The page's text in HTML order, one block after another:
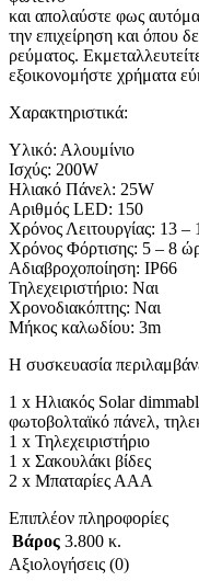
και απολαύστε φως
την επιχείρηση και όπου
ρεύματος.
εξοικονομήστε χρήματα
Χαρακτηριστικά:
Υλικό: Αλουμίνιο
Ισχύς: 200W
Ηλιακό Πάνελ: 25W
Αριθμός LED: 150
Χρόνος Λειτουργίας: 13 –
Χρόνος Φόρτισης: 5 – 8
Αδιαβροχοποίηση: IP66
Τηλεχειριστήριο: Ναι
Χρονοδιακόπτης: Ναι
Μήκος καλωδίου: 3m
Η συσκευασία
1 x Ηλιακός Solar
φωτοβολταϊκό πάνελ,
1 x Τηλεχειριστήριο
1 x Σακουλάκι βίδες
2 x Μπαταρίες ΑΑΑ
Επιπλέον πληροφορίες
Βάρος 3.800 κ.
Αξιολογήσεις (0)